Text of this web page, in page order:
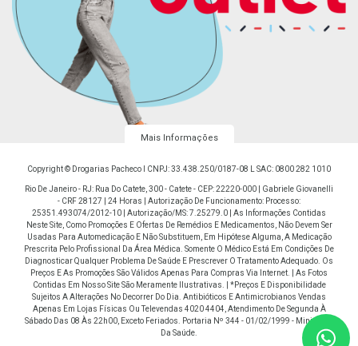
Mais Informações
Copyright © Drogarias Pacheco I CNPJ: 33.438.250/0187-08 L SAC: 0800 282 1010
Rio De Janeiro - RJ: Rua Do Catete, 300 - Catete - CEP: 22220-000 | Gabriele Giovanelli
- CRF 28127 | 24 Horas | Autorização De Funcionamento: Processo:
25351.493074/2012-10 | Autorização/MS: 7.25279.0 | As Informações Contidas
Neste Site, Como Promoções E Ofertas De Remédios E Medicamentos, Não Devem Ser
Usadas Para Automedicação E Não Substituem, Em Hipótese Alguma, A Medicação
Prescrita Pelo Profissional Da Área Médica. Somente O Médico Está Em Condições De
Diagnosticar Qualquer Problema De Saúde E Prescrever O Tratamento Adequado. Os
Preços E As Promoções São Válidos Apenas Para Compras Via Internet. | As Fotos
Contidas Em Nosso Site São Meramente Ilustrativas. | *Preços E Disponibilidade
Sujeitos A Alterações No Decorrer Do Dia. Antibióticos E Antimicrobianos Vendas
Apenas Em Lojas Físicas Ou Televendas 4020 4404, Atendimento De Segunda À
Sábado Das 08 Às 22h00, Exceto Feriados. Portaria Nº 344 - 01/02/1999 - Ministério
Da Saúde.